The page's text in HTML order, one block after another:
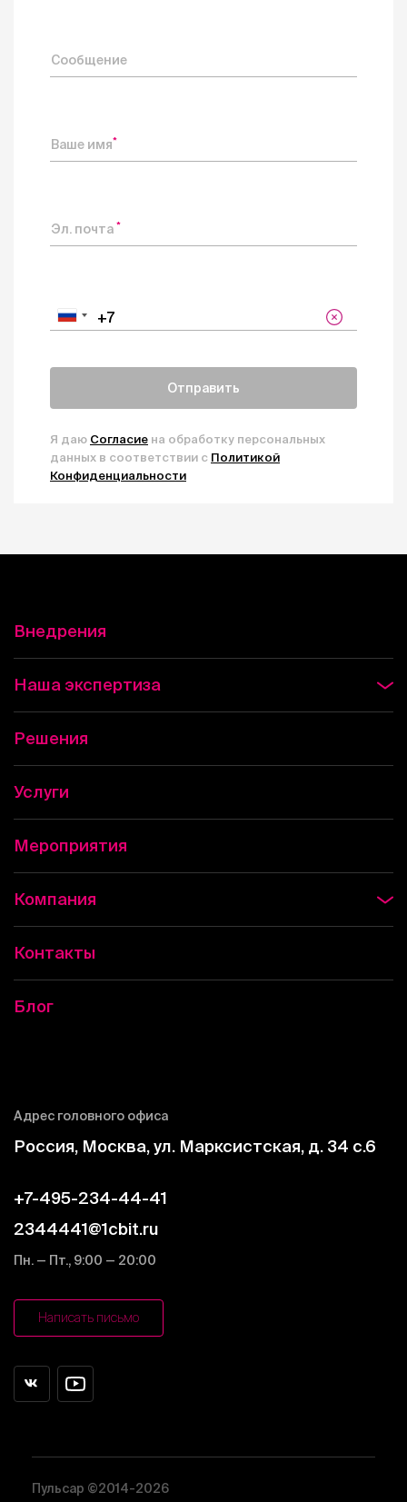
Сообщение
Ваше имя*
Эл. почта *
Отправить
Я даю Согласие на обработку персональных
данных в соответствии с Политикой
Конфиденциальности
Внедрения
Наша экспертиза
Решения
Услуги
Мероприятия
Компания
Контакты
Блог
Адрес головного офиса
Россия, Москва, ул. Марксистская, д. 34 c.6
+7-495-234-44-41
2344441@1cbit.ru
Пн. — Пт., 9:00 — 20:00
Написать письмо
Пульсар ©2014-2026